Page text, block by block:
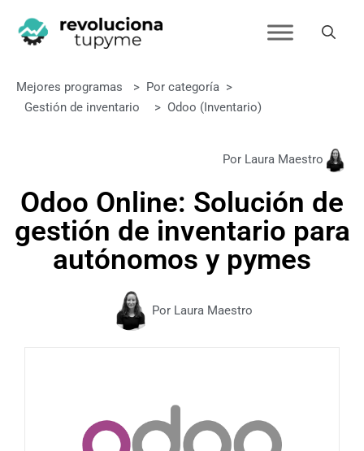
Mejores programas > Por categoría >
Gestión de inventario
> Odoo (inventario)
Por Laura Maestro
Odoo Online: Solución de
gestión de inventario para
autónomos y pymes
Por Laura Maestro